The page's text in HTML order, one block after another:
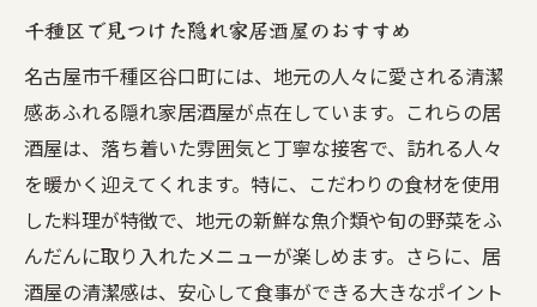
千種区で見つけた隠れ家居酒屋のおすすめ
名古屋市千種区谷口町には、地元の人々に愛される清潔
感あふれる隠れ家居酒屋が点在しています。これらの居
酒屋は、落ち着いた雰囲気と丁寧な接客で、訪れる人々
を暖かく迎えてくれます。特に、こだわりの食材を使用
した料理が特徴で、地元の新鮮な魚介類や旬の野菜をふ
んだんに取り入れたメニューが楽しめます。さらに、居
酒屋の清潔感は、安心して食事ができる大きなポイント